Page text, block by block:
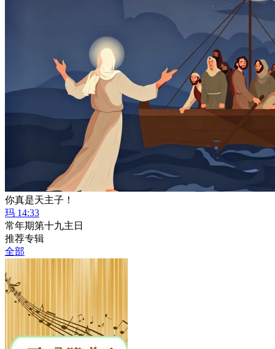
你真是天主子！
玛 14:33
常年期第十九主日
推荐专辑
全部